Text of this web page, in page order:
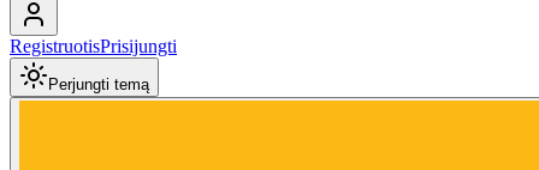
RegistruotisPrisijungti
Perjungti temą